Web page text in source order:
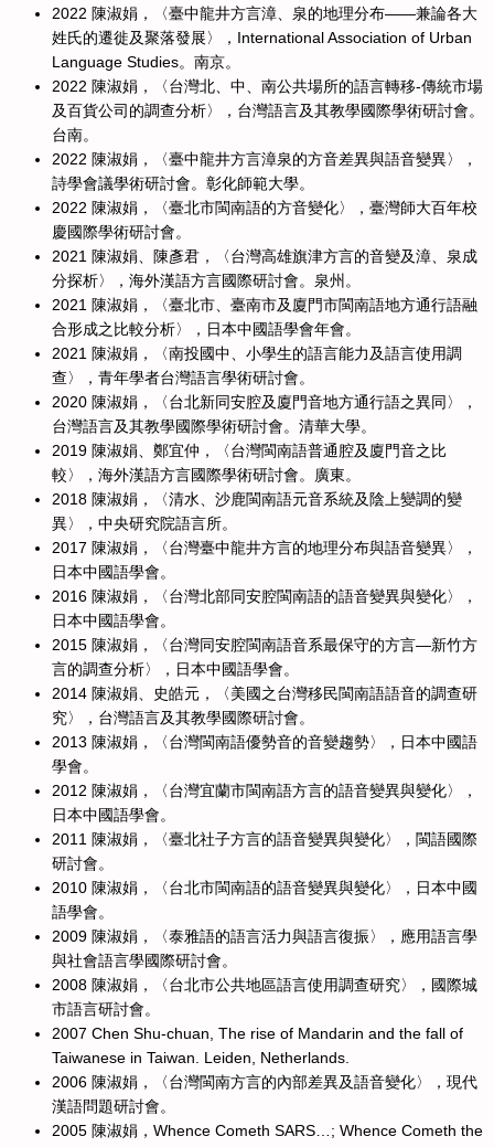
2022 陳淑娟，〈臺中龍井方言漳、泉的地理分布——兼論各大
姓氏的遷徙及聚落發展〉，International Association of Urban
Language Studies。南京。
2022 陳淑娟，〈台灣北、中、南公共場所的語言轉移-傳統市場
及百貨公司的調查分析〉，台灣語言及其教學國際學術研討會。
台南。
2022 陳淑娟，〈臺中龍井方言漳泉的方音差異與語音變異〉，
詩學會議學術研討會。彰化師範大學。
2022 陳淑娟，〈臺北市閩南語的方音變化〉，臺灣師大百年校
慶國際學術研討會。
2021 陳淑娟、陳彥君，〈台灣高雄旗津方言的音變及漳、泉成
分探析〉，海外漢語方言國際研討會。泉州。
2021 陳淑娟，〈臺北市、臺南市及廈門市閩南語地方通行語融
合形成之比較分析〉，日本中國語學會年會。
2021 陳淑娟，〈南投國中、小學生的語言能力及語言使用調
查〉，青年學者台灣語言學術研討會。
2020 陳淑娟，〈台北新同安腔及廈門音地方通行語之異同〉，
台灣語言及其教學國際學術研討會。清華大學。
2019 陳淑娟、鄭宜仲，〈台灣閩南語普通腔及廈門音之比
較〉，海外漢語方言國際學術研討會。廣東。
2018 陳淑娟，〈清水、沙鹿閩南語元音系統及陰上變調的變
異〉，中央研究院語言所。
2017 陳淑娟，〈台灣臺中龍井方言的地理分布與語音變異〉，
日本中國語學會。
2016 陳淑娟，〈台灣北部同安腔閩南語的語音變異與變化〉，
日本中國語學會。
2015 陳淑娟，〈台灣同安腔閩南語音系最保守的方言—新竹方
言的調查分析〉，日本中國語學會。
2014 陳淑娟、史皓元，〈美國之台灣移民閩南語語音的調查研
究〉，台灣語言及其教學國際研討會。
2013 陳淑娟，〈台灣閩南語優勢音的音變趨勢〉，日本中國語
學會。
2012 陳淑娟，〈台灣宜蘭市閩南語方言的語音變異與變化〉，
日本中國語學會。
2011 陳淑娟，〈臺北社子方言的語音變異與變化〉，閩語國際
研討會。
2010 陳淑娟，〈台北市閩南語的語音變異與變化〉，日本中國
語學會。
2009 陳淑娟，〈泰雅語的語言活力與語言復振〉，應用語言學
與社會語言學國際研討會。
2008 陳淑娟，〈台北市公共地區語言使用調查研究〉，國際城
市語言研討會。
2007 Chen Shu-chuan, The rise of Mandarin and the fall of
Taiwanese in Taiwan. Leiden, Netherlands.
2006 陳淑娟，〈台灣閩南方言的內部差異及語音變化〉，現代
漢語問題研討會。
2005 陳淑娟，Whence Cometh SARS…; Whence Cometh the